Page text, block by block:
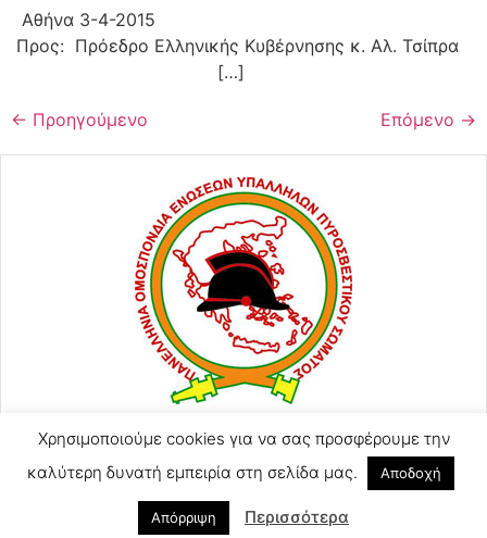
Αθήνα 3-4-2015
Προς: Πρόεδρο Ελληνικής Κυβέρνησης κ. Αλ. Τσίπρα
[…]
← Προηγούμενο Επόμενο →
ΑΓΙΟΥ ΚΩΝΣΤΑΝΤΙΝΟΥ 57
2105248128
poeyps@yahoo.com
Χρησιμοποιούμε cookies για να σας προσφέρουμε την
καλύτερη δυνατή εμπειρία στη σελίδα μας.
Αποδοχή
Απόρριψη Περισσότερα